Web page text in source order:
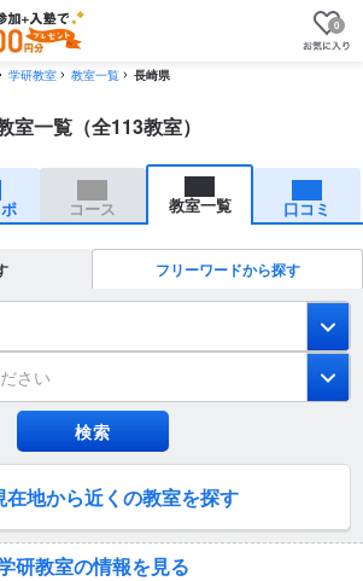
0
学研教室 教室一覧 長崎県
室一覧（全113教室）
コース 教室一覧 口コミ
フリーワードから探す
さい
在地から近くの教室を探す
研教室の情報を見る